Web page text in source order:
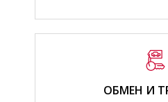
ОБМЕН И